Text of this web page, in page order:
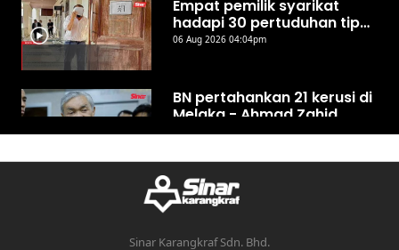
Empat pemilik syarikat
hadapi 30 pertuduhan tipu
ejen PERKESO
06 Aug 2026 04:04pm
BN pertahankan 21 kerusi di
Melaka - Ahmad Zahid
RCI Tabung Haji: BN tidak
kompromi jika terbukti
Ahmad Zahid
Sinar Karangkraf Sdn. Bhd.